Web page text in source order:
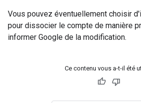
Vous pouvez éventuellement choisir
pour dissocier le compte de manière
informer Google de la modification.
Ce contenu vous a-t-il été